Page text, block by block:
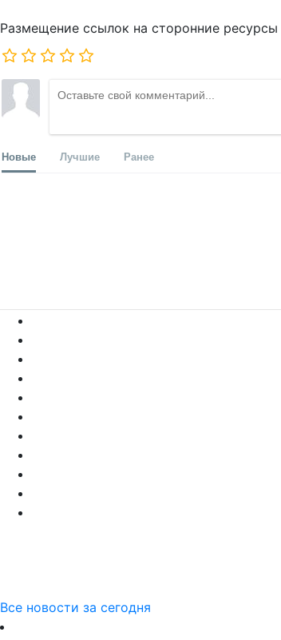
Размещение ссылок на сторонние ресурсы
Новые Лучшие Ранее
Все новости за сегодня